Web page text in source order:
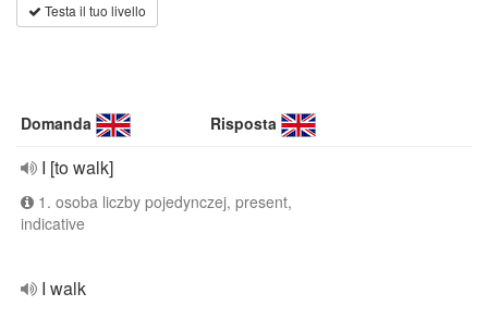
Testa il tuo livello
Domanda Risposta
I [to walk]
1. osoba liczby pojedynczej, present,
indicative
I walk